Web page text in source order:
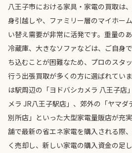
八王子市における家具・家電の買取は
身引越しや、ファミリー層のマイホー
い替え需要が非常に活発です。重量の
冷蔵庫、大きなソファなどは、ご自身
ち込むことが困難なため、プロのスタ
行う出張買取が多くの方に選ばれてい
は駅周辺の「ヨドバシカメラ 八王子店
メラ JR八王子駅店」、郊外の「ヤマ
別所店」といった大型家電量販店が充
舗で最新の省エネ家電を購入される際
く売却し、新しい家電の購入資金の足